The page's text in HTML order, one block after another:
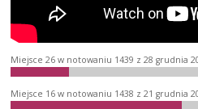
Miejsce 26 w notowaniu 1439 z 28 grudnia
Miejsce 16 w notowaniu 1438 z 21 grudnia